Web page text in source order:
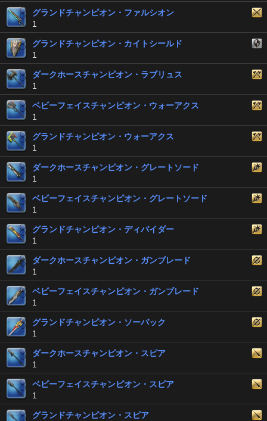
グランドチャンピオン・ファルシオン
1
グランドチャンピオン・カイトシールド
1
ダークホースチャンピオン・ラブリュス
1
ベビーフェイスチャンピオン・ウォーアクス
1
グランドチャンピオン・ウォーアクス
1
ダークホースチャンピオン・グレートソード
1
ベビーフェイスチャンピオン・グレートソード
1
グランドチャンピオン・ディバイダー
1
ダークホースチャンピオン・ガンブレード
1
ベビーフェイスチャンピオン・ガンブレード
1
グランドチャンピオン・ソーバック
1
ダークホースチャンピオン・スピア
1
ベビーフェイスチャンピオン・スピア
1
グランドチャンピオン・スピア